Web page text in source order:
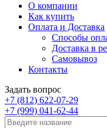
О компании
Как купить
Оплата и Доставка
Способы
Доставка в
Самовывоз
Контакты
Задать вопрос
+7 (812) 622-07-29
+7 (999) 041-62-44